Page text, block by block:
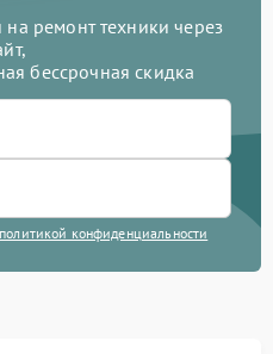
ремонт техники через
бессрочная скидка
политикой конфиденциальности